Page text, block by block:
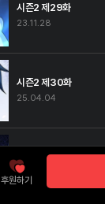
후원하기
시즌2 제29화
23.11.28
시즌2 제30화
25.04.04
시즌2 제31화
25.04.04